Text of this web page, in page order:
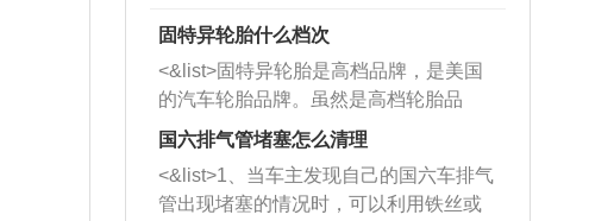
固特异轮胎什么档次
<&list>固特异轮胎是高档品牌，是美国
的汽车轮胎品牌。虽然是高档轮胎品
牌，但是中高低端的轮胎都有生产，这
也是为了更好的开拓市场。
国六排气管堵塞怎么清理
<&list>1、当车主发现自己的国六车排气
管出现堵塞的情况时，可以利用铁丝或